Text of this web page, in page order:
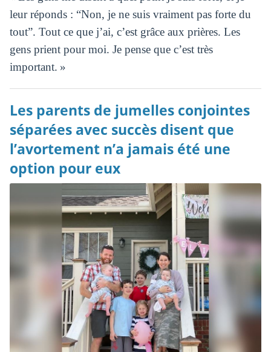
leur réponds : “Non, je ne suis vraiment pas forte du
tout”. Tout ce que j’ai, c’est grâce aux prières. Les
gens prient pour moi. Je pense que c’est très
important. »
Les parents de jumelles conjointes
séparées avec succès disent que
l’avortement n’a jamais été une
option pour eux